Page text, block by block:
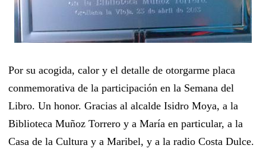
Por su acogida, calor y el detalle de otorgarme placa
conmemorativa de la participación en la Semana del
Libro. Un honor. Gracias al alcalde Isidro Moya, a la
Biblioteca Muñoz Torrero y a María en particular, a la
Casa de la Cultura y a Maribel, y a la radio Costa Dulce.